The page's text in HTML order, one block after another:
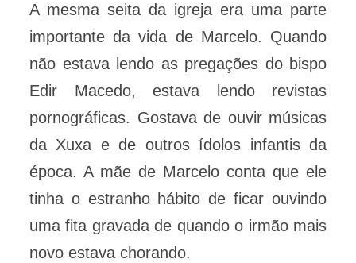
A mesma seita da igreja era uma parte
importante da vida de Marcelo. Quando
não estava lendo as pregações do bispo
Edir Macedo, estava lendo revistas
pornográficas. Gostava de ouvir músicas
da Xuxa e de outros ídolos infantis da
época. A mãe de Marcelo conta que ele
tinha o estranho hábito de ficar ouvindo
uma fita gravada de quando o irmão mais
novo estava chorando.